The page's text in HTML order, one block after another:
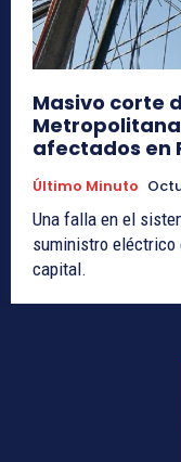
Masivo corte
afectados en
Último Minuto
Una falla en el
suministro eléctrico
capital.